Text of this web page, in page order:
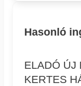
Hasonló
ELADÓ ÚJ
KERTES